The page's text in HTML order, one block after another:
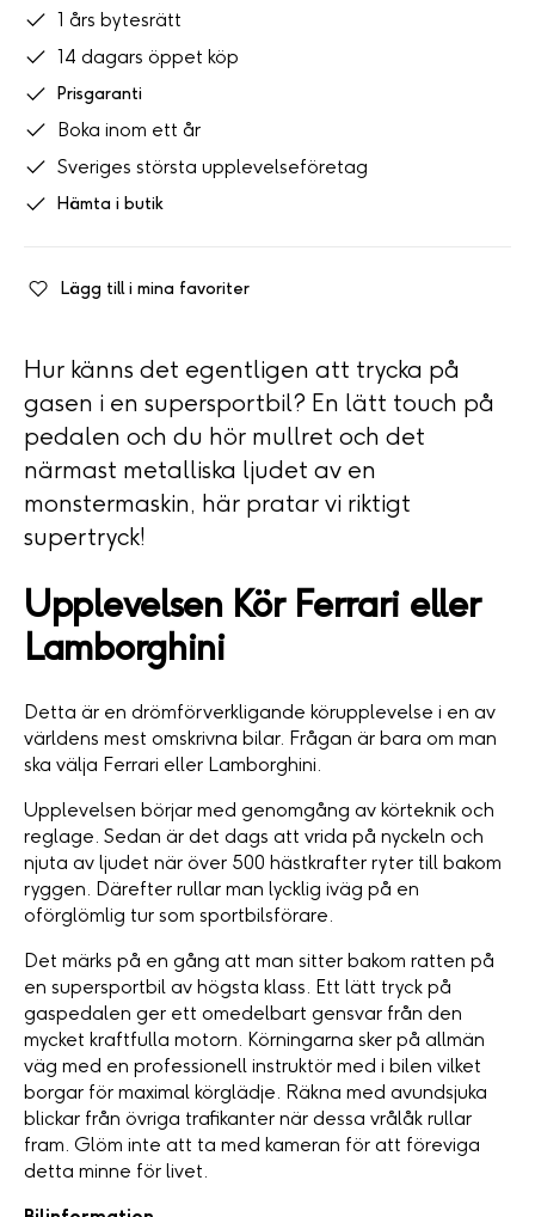
1 års bytesrätt
14 dagars öppet köp
Prisgaranti
Boka inom ett år
Sveriges största upplevelseföretag
Hämta i butik
Lägg till i mina favoriter
Hur känns det egentligen att trycka på
gasen i en supersportbil? En lätt touch på
pedalen och du hör mullret och det
närmast metalliska ljudet av en
monstermaskin, här pratar vi riktigt
supertryck!
Upplevelsen Kör Ferrari eller
Lamborghini
Detta är en drömförverkligande körupplevelse i en av
världens mest omskrivna bilar. Frågan är bara om man
ska välja Ferrari eller Lamborghini.
Upplevelsen börjar med genomgång av körteknik och
reglage. Sedan är det dags att vrida på nyckeln och
njuta av ljudet när över 500 hästkrafter ryter till bakom
ryggen. Därefter rullar man lycklig iväg på en
oförglömlig tur som sportbilsförare.
Det märks på en gång att man sitter bakom ratten på
en supersportbil av högsta klass. Ett lätt tryck på
gaspedalen ger ett omedelbart gensvar från den
mycket kraftfulla motorn. Körningarna sker på allmän
väg med en professionell instruktör med i bilen vilket
borgar för maximal körglädje. Räkna med avundsjuka
blickar från övriga trafikanter när dessa vrålåk rullar
fram. Glöm inte att ta med kameran för att föreviga
detta minne för livet.